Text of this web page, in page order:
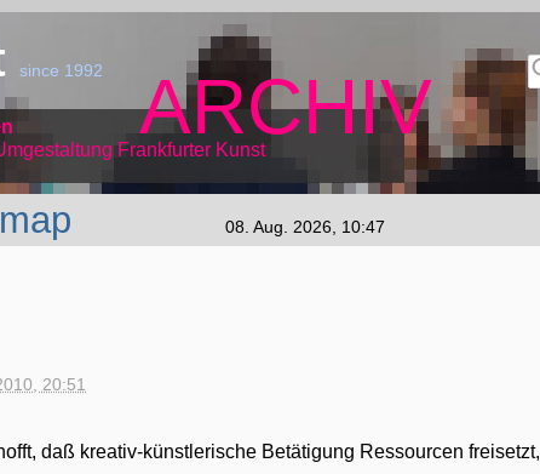
since 1992 ARCHIV
Frankfurter Kunst
08. Aug. 2026, 10:47
20:51
daß kreativ-künstlerische Betätigung Ressourcen freisetzt,